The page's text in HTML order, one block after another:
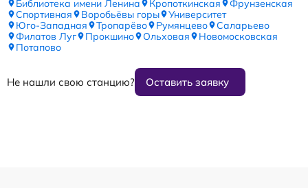
Библиотека имени Ленина
Кропоткинская
Фрунзенская
Спортивная
Воробьёвы горы
Университет
Юго-Западная
Тропарёво Румянцево
Саларьево
Филатов Луг
Прокшино Ольховая
Новомосковская
Потапово
Не нашли свою станцию? Оставить заявку